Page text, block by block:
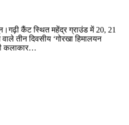
कैंट स्थित महेंद्र ग्राउंड में 20, 21
तीन दिवसीय ‘गोरखा हिमालयन
कलाकार…